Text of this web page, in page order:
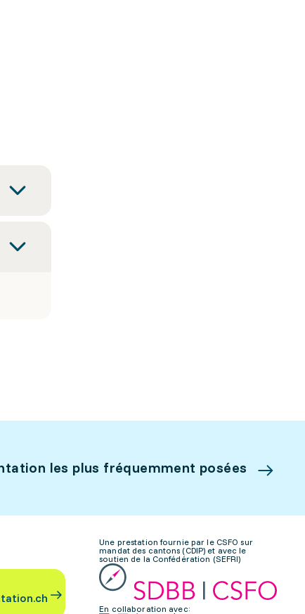
les plus fréquemment posées
Une prestation fournie par le CSFO sur
mandat des cantons (CDIP) et avec le
soutien de la Confédération (SEFRI)
En collaboration avec: